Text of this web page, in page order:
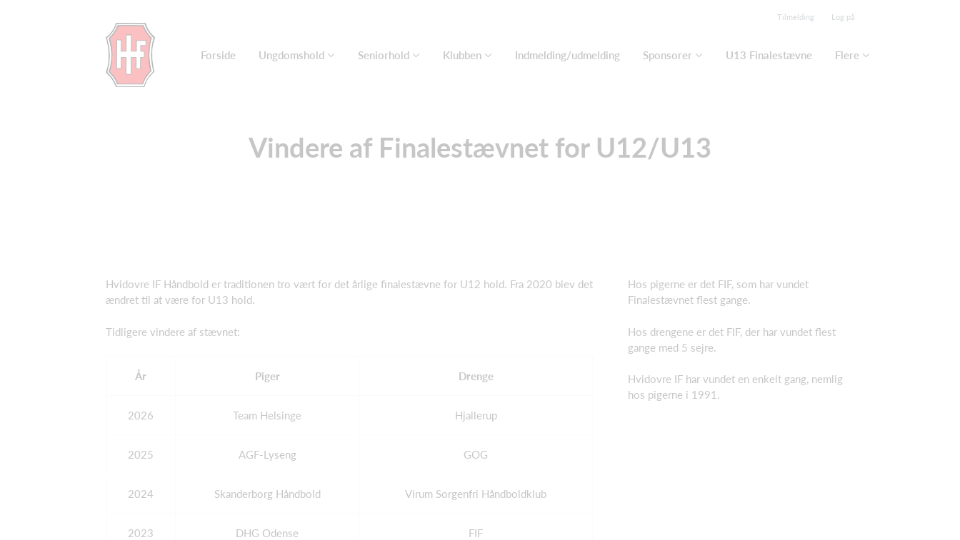
Tilmelding Log på
Forside Ungdomshold Seniorhold Klubben Indmelding/udmelding Sponsorer U13 Finalestævne Flere
Vindere af Finalestævnet for U12/U13
Hvidovre IF Håndbold er traditionen tro vært for det årlige finalestævne for U12 hold. Fra 2020 blev det
ændret til at være for U13 hold.
Tidligere vindere af stævnet:
År Piger Drenge
2026 Team Helsinge Hjallerup
2025 AGF-Lyseng GOG
2024 Skanderborg Håndbold Virum Sorgenfri Håndboldklub
2023 DHG Odense FIF
Hos pigerne er det FIF, som har vundet
Finalestævnet flest gange.
Hos drengene er det FIF, der har vundet flest
gange med 5 sejre.
Hvidovre IF har vundet en enkelt gang, nemlig
hos pigerne i 1991.